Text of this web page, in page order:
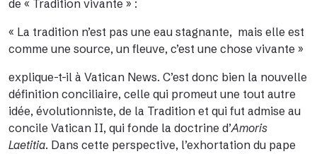
de « Tradition vivante » :
« La tradition n’est pas une eau stagnante, mais elle est
comme une source, un fleuve, c’est une chose vivante »
explique-t-il à Vatican News. C’est donc bien la nouvelle
définition conciliaire, celle qui promeut une tout autre
idée, évolutionniste, de la Tradition et qui fut admise au
concile Vatican II, qui fonde la doctrine d’Amoris
Laetitia. Dans cette perspective, l’exhortation du pape